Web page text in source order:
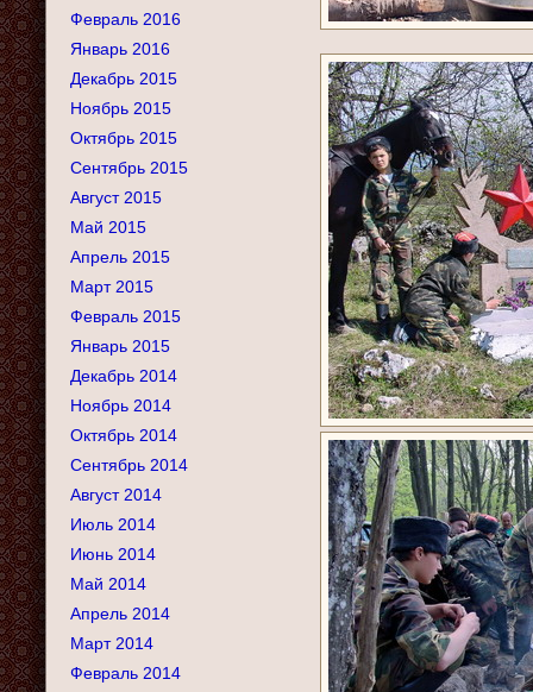
Февраль 2016
Январь 2016
Декабрь 2015
Ноябрь 2015
Октябрь 2015
Сентябрь 2015
Август 2015
Май 2015
Апрель 2015
Март 2015
Февраль 2015
Январь 2015
Декабрь 2014
Ноябрь 2014
Октябрь 2014
Сентябрь 2014
Август 2014
Июль 2014
Июнь 2014
Май 2014
Апрель 2014
Март 2014
Февраль 2014